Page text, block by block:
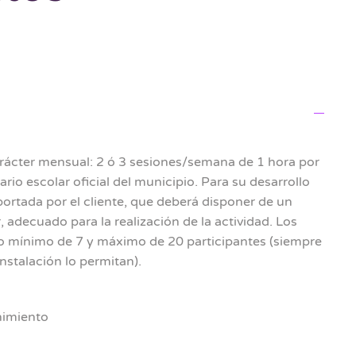
mensual: 2 ó 3 sesiones/semana de 1 hora por
escolar oficial del municipio. Para su desarrollo
por el cliente, que deberá disponer de un
para la realización de la actividad. Los
mínimo de 7 y máximo de 20 participantes (siempre
lo permitan).